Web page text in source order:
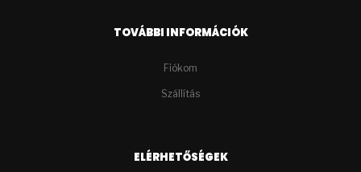
TOVÁBBI INFORMÁCIÓK
Fiókom
Szállítás
ELÉRHETŐSÉGEK